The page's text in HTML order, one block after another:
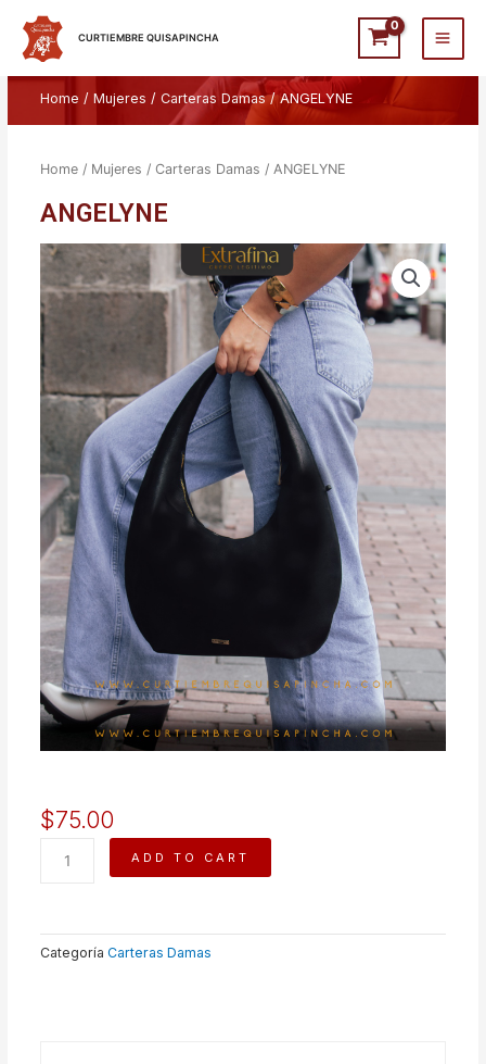
contenido
CURTIEMBRE QUISAPINCHA
Main
Home /Mujeres /Carteras Damas/ ANGELYNE
Home / Mujeres /Carteras Damas / ANGELYNE
ANGELYNE
$75.00
ADD TO CART
Categoría Carteras Damas